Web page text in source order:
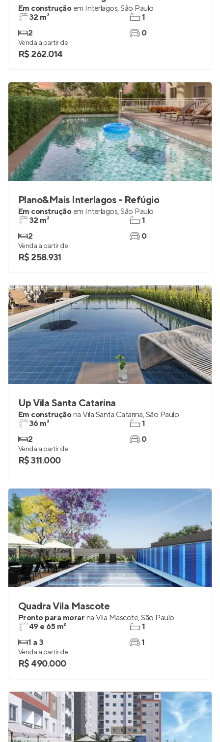
Em construção em Interlagos,São Paulo
32 m²
2
1
0
Venda a partir de
R$ 262.014
Plano&Mais Interlagos - Refúgio
Em construção em Interlagos,São Paulo
32 m²
2
1
0
Venda a partir de
R$ 258.931
Up Vila Santa Catarina
Em construçãona Vila Santa Catarina,São Paulo
36 m²
2
1
0
Venda a partir de
R$ 311.000
Quadra Vila Mascote
Pronto para morar na Vila Mascote,São Paulo
49 e 65 m²
1 a 3
1
1
Venda a partir de
R$ 490.000